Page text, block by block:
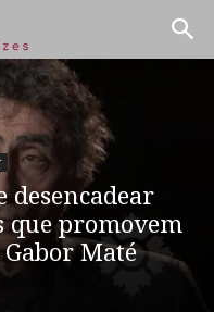
desencadear
que promovem
Maté